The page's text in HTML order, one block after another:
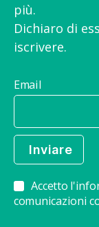
più.
Dichiaro di
iscrivere.
Email
Accetto
comunicazioni